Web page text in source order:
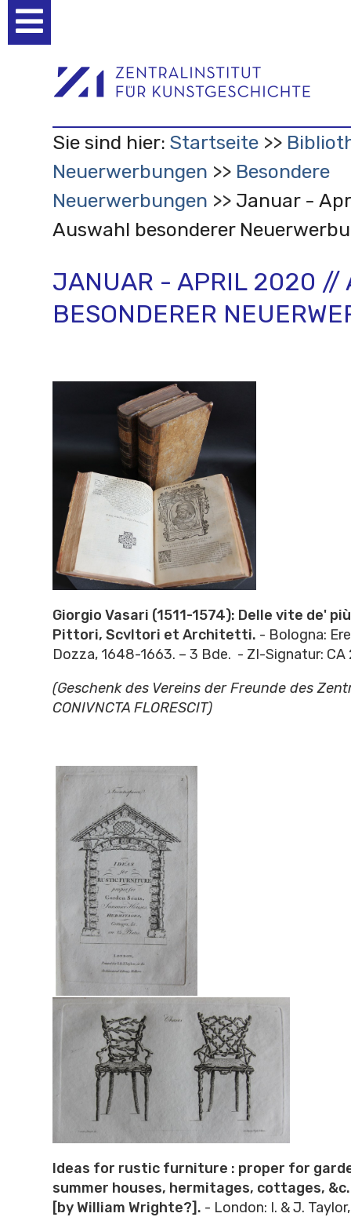
Werkzeuge
Sie sind hier: Startseite
Neuerwerbungen
Besondere
Neuerwerbungen
Januar -
Auswahl besonderer
JANUAR - APRIL 2020 //
BESONDERER
Giorgio Vasari (1511-1574): Delle vite de'
Pittori, Scvltori et Architetti. - Bologna:
Dozza, 1648-1663. – 3 Bde. - ZI-Signatur:
(Geschenk des Vereins der Freunde des
CONIVNCTA FLORESCIT)
Ideas for rustic furniture : proper for
summer houses, hermitages, cottages,
[by William Wrighte?]. - London: I. & J.